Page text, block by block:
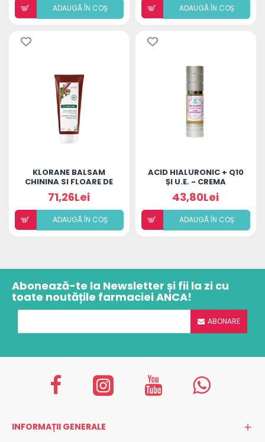
ADAUGÃ ÎN COȘ ADAUGÃ ÎN COȘ
KLORANE BALSAM
CHININA SI FLOARE DE
COLT 200 ML
71,26Lei
ADAUGÃ ÎN COȘ
ACID HIALURONIC + Q10
ȘI U.E. - CREMA
REVITALIZANTĂ DE ZI
43,80Lei
ADAUGÃ ÎN COȘ
Abonează-te la Newsletter și fii la zi cu
toate noutățile farmaciei ANCA!
ABONARE
INFORMAȚII GENERALE